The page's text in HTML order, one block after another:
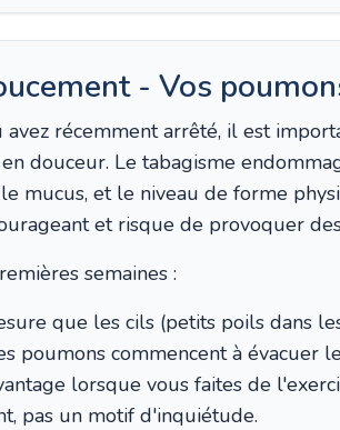
- Vos
récemment arrêté, il est
douceur. Le tabagisme
mucus, et le niveau de forme
et risque de provoquer
semaines :
que les cils (petits poils dans
poumons commencent à évacuer
lorsque vous faites de
pas un motif d'inquiétude.